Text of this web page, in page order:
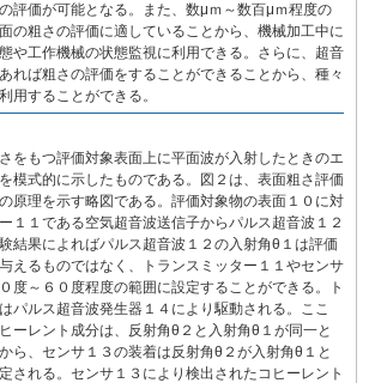
評価が可能となる。また、数μｍ～数百μｍ程度の
の粗さの評価に適していることから、機械加工中に
や工作機械の状態監視に利用できる。さらに、超音
れば粗さの評価をすることができることから、種々
用することができる。
をもつ評価対象表面上に平面波が入射したときのエ
模式的に示したものである。図２は、表面粗さ評価
原理を示す略図である。評価対象物の表面１０に対
１１である空気超音波送信子からパルス超音波１２
結果によればパルス超音波１２の入射角θ１は評価
えるものではなく、トランスミッター１１やセンサ
度～６０度程度の範囲に設定することができる。ト
パルス超音波発生器１４により駆動される。ここ
ーレント成分は、反射角θ２と入射角θ１が同一と
ら、センサ１３の装着は反射角θ２が入射角θ１と
される。センサ１３により検出されたコヒーレント